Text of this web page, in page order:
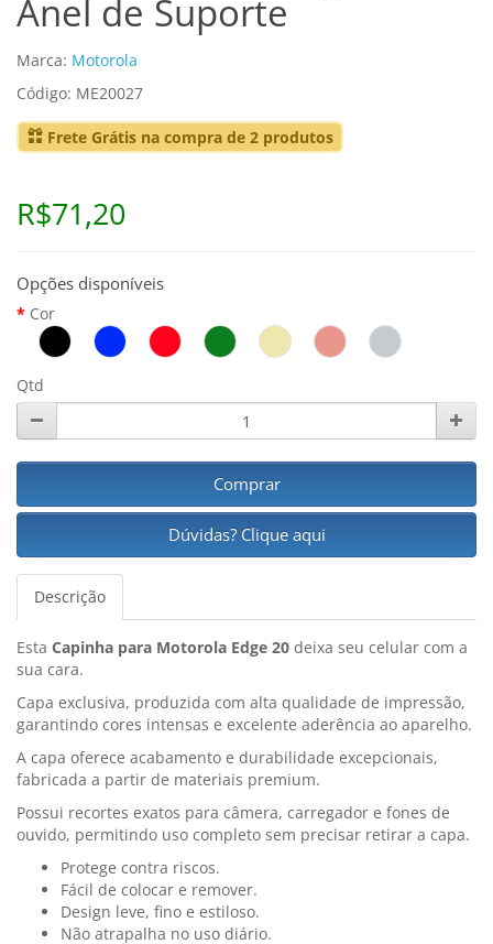
Anel de Suporte
Marca: Motorola
Código: ME20027
Frete Grátis na compra de 2 produtos
R$71,20
Opções disponíveis
Cor
Qtd
Comprar
Dúvidas? Clique aqui
Descrição
Esta Capinha para Motorola Edge 20 deixa seu celular com a
sua cara.
Capa exclusiva, produzida com alta qualidade de impressão,
garantindo cores intensas e excelente aderência ao aparelho.
A capa oferece acabamento e durabilidade excepcionais,
fabricada a partir de materiais premium.
Possui recortes exatos para câmera, carregador e fones de
ouvido, permitindo uso completo sem precisar retirar a capa.
Protege contra riscos.
Fácil de colocar e remover.
Design leve, fino e estiloso.
Não atrapalha no uso diário.